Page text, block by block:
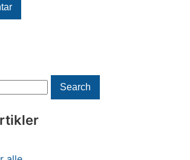
Search